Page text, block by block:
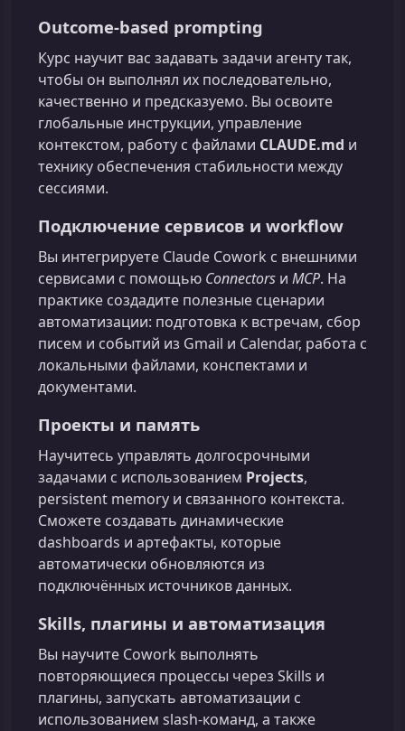
Outcome-based prompting
Курс научит вас задавать задачи агенту так,
чтобы он выполнял их последовательно,
качественно и предсказуемо. Вы освоите
глобальные инструкции, управление
контекстом, работу с файлами CLAUDE.md и
технику обеспечения стабильности между
сессиями.
Подключение сервисов и workflow
Вы интегрируете Claude Cowork с внешними
сервисами с помощью Connectors и MCP. На
практике создадите полезные сценарии
автоматизации: подготовка к встречам, сбор
писем и событий из Gmail и Calendar, работа с
локальными файлами, конспектами и
документами.
Проекты и память
Научитесь управлять долгосрочными
задачами с использованием Projects,
persistent memory и связанного контекста.
Сможете создавать динамические
dashboards и артефакты, которые
автоматически обновляются из
подключённых источников данных.
Skills, плагины и автоматизация
Вы научите Cowork выполнять
повторяющиеся процессы через Skills и
плагины, запускать автоматизации с
использованием slash-команд, а также